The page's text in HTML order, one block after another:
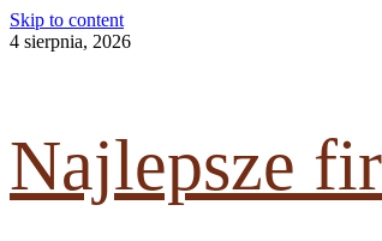
Skip to content
4 sierpnia, 2026
Najlepsze